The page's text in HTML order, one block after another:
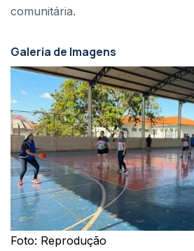
comunitária.
Galeria de Imagens
Foto: Reprodução